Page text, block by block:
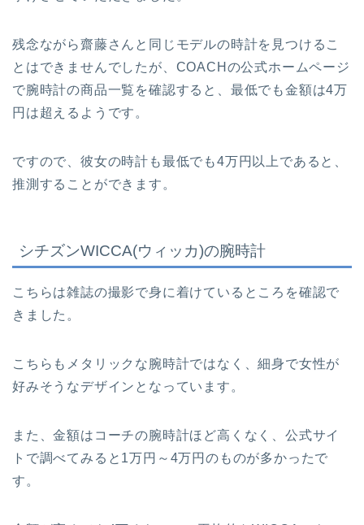
残念ながら齋藤さんと同じモデルの時計を見つけるこ
とはできませんでしたが、COACHの公式ホームページ
で腕時計の商品一覧を確認すると、最低でも金額は4万
円は超えるようです。
ですので、彼女の時計も最低でも4万円以上であると、
推測することができます。
シチズンWICCA(ウィッカ)の腕時計
こちらは雑誌の撮影で身に着けているところを確認で
きました。
こちらもメタリックな腕時計ではなく、細身で女性が
好みそうなデザインとなっています。
また、金額はコーチの腕時計ほど高くなく、公式サイ
トで調べてみると1万円～4万円のものが多かったで
す。